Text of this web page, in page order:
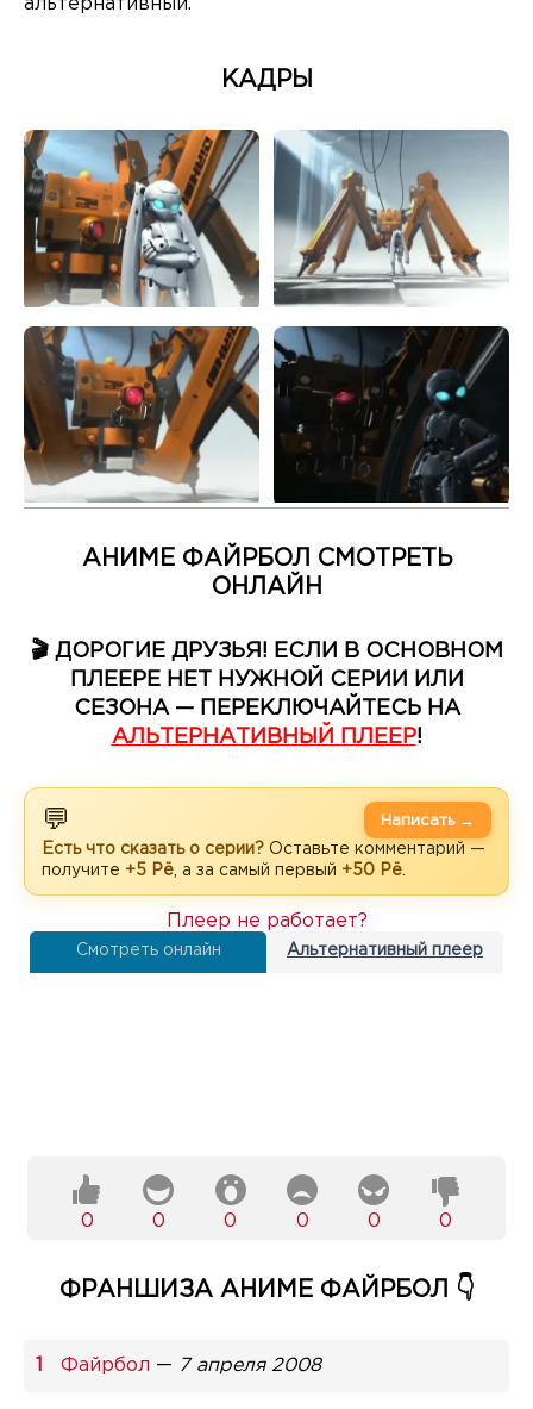
альтернативный.
КАДРЫ
АНИМЕ ФАЙРБОЛ СМОТРЕТЬ
ОНЛАЙН
🎬 ДОРОГИЕ ДРУЗЬЯ! ЕСЛИ В ОСНОВНОМ
ПЛЕЕРЕ НЕТ НУЖНОЙ СЕРИИ ИЛИ
СЕЗОНА — ПЕРЕКЛЮЧАЙТЕСЬ НА
АЛЬТЕРНАТИВНЫЙ ПЛЕЕР!
💬
Есть что сказать о серии? Оставьте комментарий —
получите +5 Рё , а за самый первый +50 Рё
Написать →
Смотреть онлайн Альтернативный плеер
Плеер не работает?
0 0 0 0 0 0
ФРАНШИЗА АНИМЕ ФАЙРБОЛ 👇
Файрбол — 7 апреля 2008